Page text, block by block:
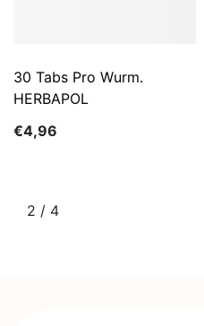
30 Tabs Pro Wurm.
HERBAPOL
€4,96
2 / von
4